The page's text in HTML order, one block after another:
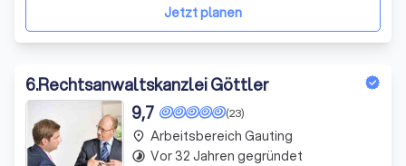
als Ratgeber und Umsetzer von Lösungen.
Jetzt planen
6.Rechtsanwaltskanzlei Göttler
(23)
9,7
place Arbeitsbereich Gauting
timelapse Vor 32 Jahren gegründet